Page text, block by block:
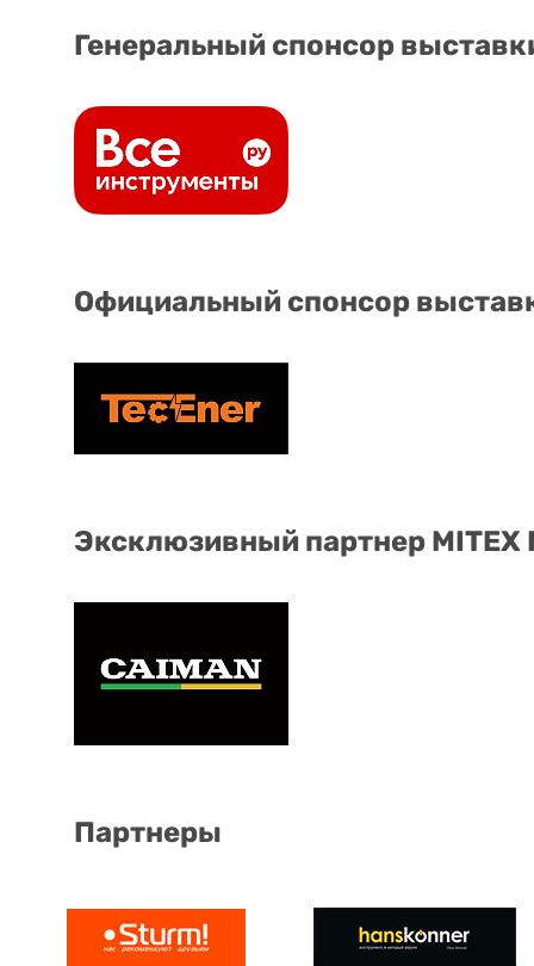
Генеральный спонсор
Официальный спонсор
Эксклюзивный партнер
Партнеры